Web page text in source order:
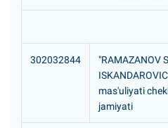
302032844
"RAMAZANOV
mas'uliyati
jamiyati